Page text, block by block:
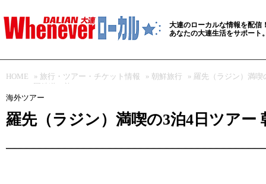
大連のローカルな情報を配信
あなたの大連生活をサポート
HOME » 旅行・ツアー・チケット情報 » 朝鮮旅行
» 羅先（ラジン）満
海外ツアー
羅先（ラジン）満喫の3泊4日ツア